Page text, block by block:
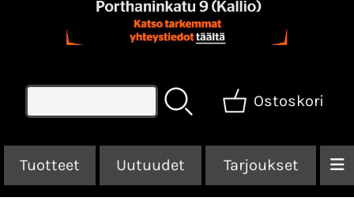
Ostoskori
Tuotteet Uutuudet Tarjoukset